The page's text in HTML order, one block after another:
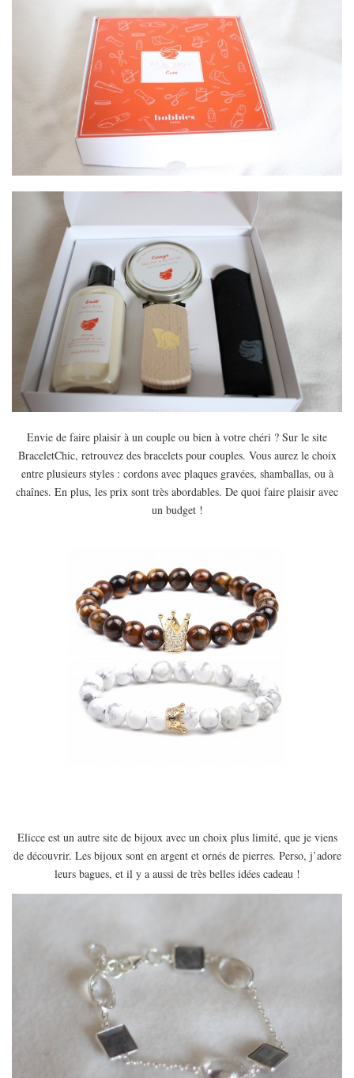
Envie de faire plaisir à un couple ou bien à votre chéri ? Sur le site
BraceletChic, retrouvez des bracelets pour couples. Vous aurez le choix
entre plusieurs styles : cordons avec plaques gravées, shamballas, ou à
chaînes. En plus, les prix sont très abordables. De quoi faire plaisir avec
un budget !
Elicce est un autre site de bijoux avec un choix plus limité, que je viens
de découvrir. Les bijoux sont en argent et ornés de pierres. Perso, j’adore
leurs bagues, et il y a aussi de très belles idées cadeau !